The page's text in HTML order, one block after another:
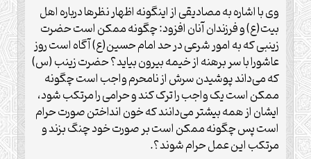
وی با اشاره به مصادیقی از اینگونه اظهار نظرها درباره اهل
بیت(ع) و فرزندان آنان افزود: چگونه ممکن است حضرت
زینبی که به امور شرعی در حد امام حسین(ع) آگاه است روز
عاشورا با سر برهنه از خیمه بیرون بیاید؟ حضرت زینب (س)
که می‌داند پوشیدن سرش از نامحرم واجب است چگونه
ممکن است یک واجب را ترک کند و حرامی را مرتکب شود،
ایشان از همه بیشتر می‌دانند که خون انداختن صورت حرام
است پس چگونه ممکن است بر صورت خود چنگ بزند و
مرتکب این عمل حرام شوند؟.